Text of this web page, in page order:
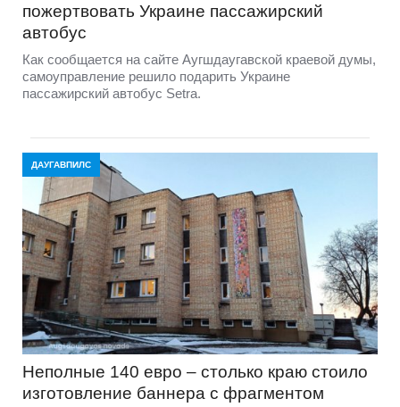
пожертвовать Украине пассажирский
автобус
Как сообщается на сайте Аугшдаугавской краевой думы,
самоуправление решило подарить Украине
пассажирский автобус Setra.
ДАУГАВПИЛС
Неполные 140 евро – столько краю стоило
изготовление баннера с фрагментом